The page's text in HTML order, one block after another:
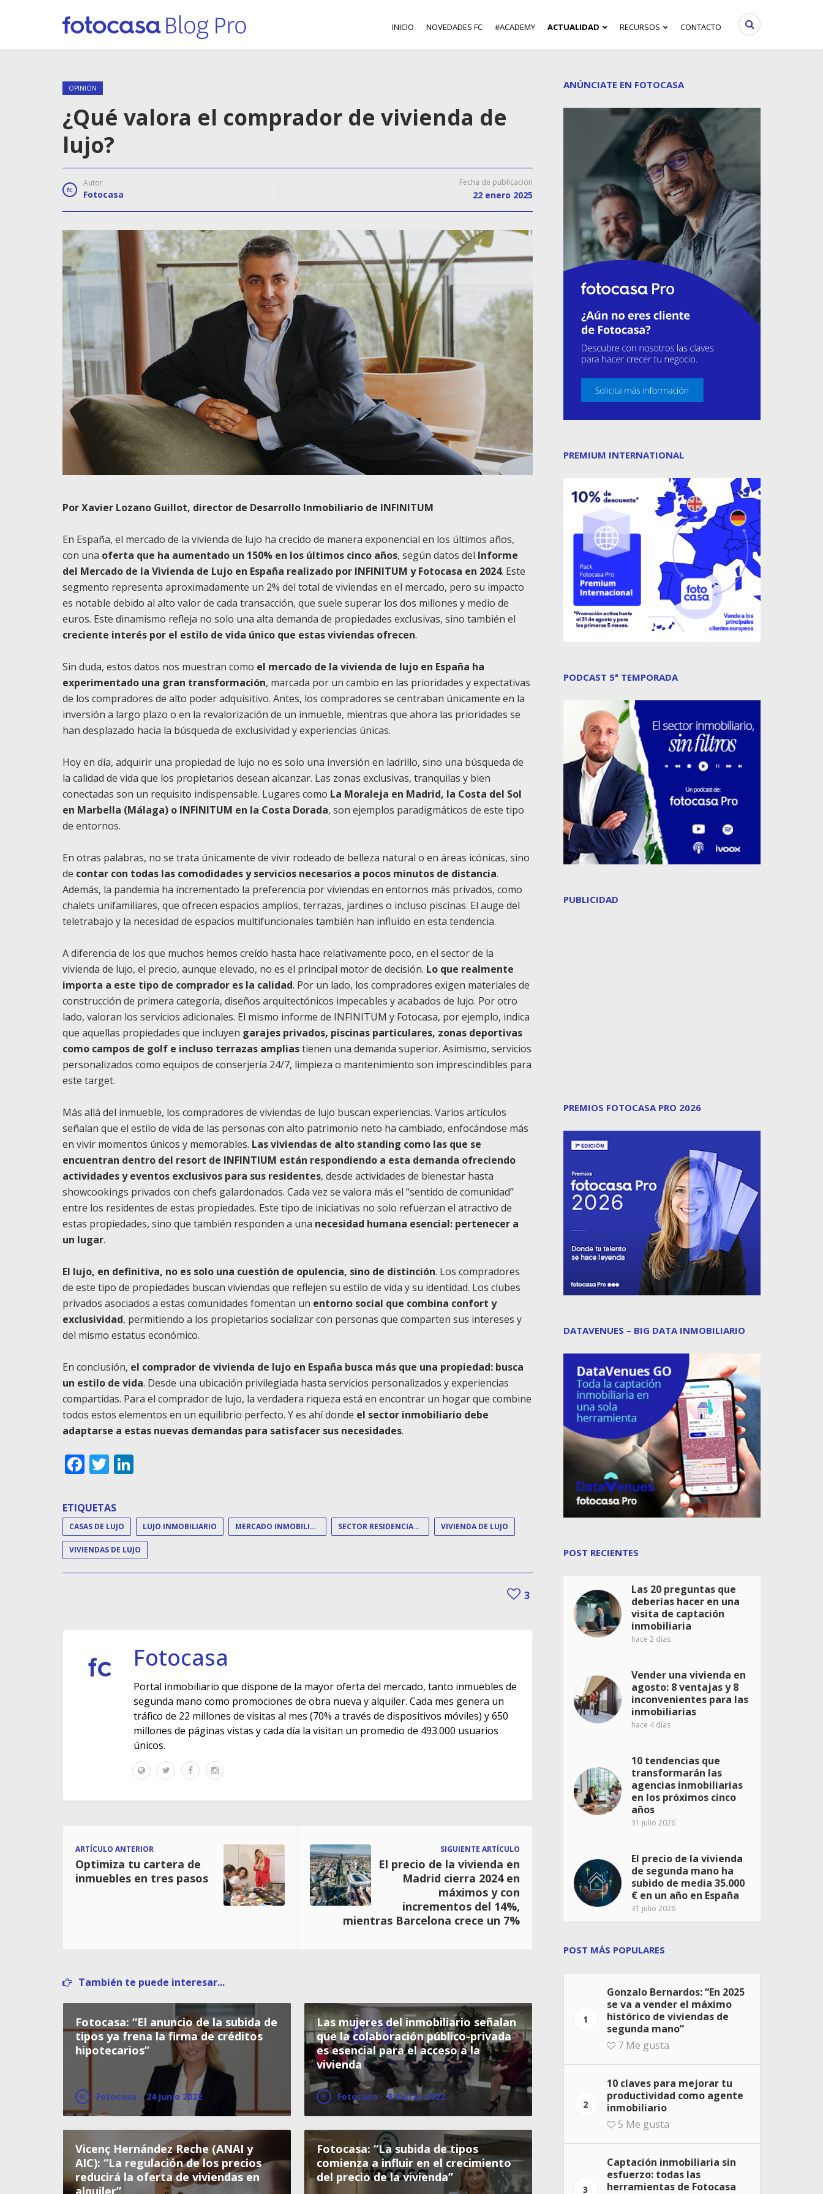
INICIO NOVEDADES FC #ACADEMY ACTUALIDAD RECURSOS CONTACTO
OPINIÓN
¿Qué valora el comprador de vivienda de
lujo?
Autor
Fotocasa
Fecha de publicación
22 enero 2025
Por Xavier Lozano Guillot, director de Desarrollo Inmobiliario de INFINITUM
En España, el mercado de la vivienda de lujo ha crecido de manera exponencial en los últimos años,
con una oferta que ha aumentado un 150% en los últimos cinco años, según datos del Informe
del Mercado de la Vivienda de Lujo en España realizado por INFINITUM y Fotocasa en 2024. Este
segmento representa aproximadamente un 2% del total de viviendas en el mercado, pero su impacto
es notable debido al alto valor de cada transacción, que suele superar los dos millones y medio de
euros. Este dinamismo refleja no solo una alta demanda de propiedades exclusivas, sino también el
creciente interés por el estilo de vida único que estas viviendas ofrecen.
Sin duda, estos datos nos muestran como el mercado de la vivienda de lujo en España ha
experimentado una gran transformación, marcada por un cambio en las prioridades y expectativas
de los compradores de alto poder adquisitivo. Antes, los compradores se centraban únicamente en la
inversión a largo plazo o en la revalorización de un inmueble, mientras que ahora las prioridades se
han desplazado hacia la búsqueda de exclusividad y experiencias únicas.
Hoy en día, adquirir una propiedad de lujo no es solo una inversión en ladrillo, sino una búsqueda de
la calidad de vida que los propietarios desean alcanzar. Las zonas exclusivas, tranquilas y bien
conectadas son un requisito indispensable. Lugares como La Moraleja en Madrid, la Costa del Sol
en Marbella (Málaga) o INFINITUM en la Costa Dorada, son ejemplos paradigmáticos de este tipo
de entornos.
En otras palabras, no se trata únicamente de vivir rodeado de belleza natural o en áreas icónicas, sino
de contar con todas las comodidades y servicios necesarios a pocos minutos de distancia.
Además, la pandemia ha incrementado la preferencia por viviendas en entornos más privados, como
chalets unifamiliares, que ofrecen espacios amplios, terrazas, jardines o incluso piscinas. El auge del
teletrabajo y la necesidad de espacios multifuncionales también han influido en esta tendencia.
A diferencia de los que muchos hemos creído hasta hace relativamente poco, en el sector de la
vivienda de lujo, el precio, aunque elevado, no es el principal motor de decisión. Lo que realmente
importa a este tipo de comprador es la calidad. Por un lado, los compradores exigen materiales de
construcción de primera categoría, diseños arquitectónicos impecables y acabados de lujo. Por otro
lado, valoran los servicios adicionales. El mismo informe de INFINITUM y Fotocasa, por ejemplo, indica
que aquellas propiedades que incluyen garajes privados, piscinas particulares, zonas deportivas
como campos de golf e incluso terrazas ampliastienen una demanda superior. Asimismo, servicios
personalizados como equipos de conserjería 24/7, limpieza o mantenimiento son imprescindibles para
este target.
Más allá del inmueble, los compradores de viviendas de lujo buscan experiencias. Varios artículos
señalan que el estilo de vida de las personas con alto patrimonio neto ha cambiado, enfocándose más
en vivir momentos únicos y memorables. Las viviendas de alto standing como las que se
encuentran dentro del resort de INFINTIUM están respondiendo a esta demanda ofreciendo
actividades y eventos exclusivos para sus residentes, desde actividades de bienestar hasta
showcookings privados con chefs galardonados. Cada vez se valora más el “sentido de comunidad”
entre los residentes de estas propiedades. Este tipo de iniciativas no solo refuerzan el atractivo de
estas propiedades, sino que también responden a una necesidad humana esencial: pertenecer a
un lugar.
El lujo, en definitiva, no es solo una cuestión de opulencia, sino de distinción. Los compradores
de este tipo de propiedades buscan viviendas que reflejen su estilo de vida y su identidad. Los clubes
privados asociados a estas comunidades fomentan un entorno social que combina confort y
exclusividad, permitiendo a los propietarios socializar con personas que comparten sus intereses y
del mismo estatus económico.
En conclusión, el comprador de vivienda de lujo en España busca más que una propiedad: busca
un estilo de vida. Desde una ubicación privilegiada hasta servicios personalizados y experiencias
compartidas. Para el comprador de lujo, la verdadera riqueza está en encontrar un hogar que combine
todos estos elementos en un equilibrio perfecto. Y es ahí donde el sector inmobiliario debe
adaptarse a estas nuevas demandas para satisfacer sus necesidades.
Facebook
Twitter
ETIQUETAS
CASAS DE LUJO LUJO INMOBILIARIO MERCADO INMOBILIARIO DE LUJO SECTOR RESIDENCIAL DE LUJO VIVIENDA DE LUJO
VIVIENDAS DE LUJO
3
Fotocasa
Portal inmobiliario que dispone de la mayor oferta del mercado, tanto inmuebles de
segunda mano como promociones de obra nueva y alquiler. Cada mes genera un
tráfico de 22 millones de visitas al mes (70% a través de dispositivos móviles) y 650
millones de páginas vistas y cada día la visitan un promedio de 493.000 usuarios
únicos.
ARTÍCULO ANTERIOR
Optimiza tu cartera de
inmuebles en tres pasos
SIGUIENTE ARTÍCULO
El precio de la vivienda en
Madrid cierra 2024 en
máximos y con
incrementos del 14%,
mientras Barcelona crece un 7%
También te puede interesar...
Fotocasa: “El anuncio de la subida de
tipos ya frena la firma de créditos
hipotecarios”
Fotocasa · 24 junio 2022
Las mujeres del inmobiliario señalan
que la colaboración público-privada
es esencial para el acceso a la
vivienda
Fotocasa · 8 marzo 2022
Vicenç Hernández Reche (ANAI y
AIC): “La regulación de los precios
reducirá la oferta de viviendas en
alquiler”
Fotocasa: “La subida de tipos
comienza a influir en el crecimiento
del precio de la vivienda”
ANÚNCIATE EN FOTOCASA
PREMIUM INTERNATIONAL
PODCAST 5ª TEMPORADA
PUBLICIDAD
PREMIOS FOTOCASA PRO 2026
DATAVENUES – BIG DATA INMOBILIARIO
POST RECIENTES
Las 20 preguntas que
deberías hacer en una
visita de captación
inmobiliaria
hace 2 días
Vender una vivienda en
agosto: 8 ventajas y 8
inconvenientes para las
inmobiliarias
hace 4 días
10 tendencias que
transformarán las
agencias inmobiliarias
en los próximos cinco
años
31 julio 2026
El precio de la vivienda
de segunda mano ha
subido de media 35.000
€ en un año en España
31 julio 2026
POST MÁS POPULARES
1
Gonzalo Bernardos: “En 2025
se va a vender el máximo
histórico de viviendas de
segunda mano”
7 Me gusta
2
10 claves para mejorar tu
productividad como agente
inmobiliario
5 Me gusta
3
Captación inmobiliaria sin
esfuerzo: todas las
herramientas de Fotocasa